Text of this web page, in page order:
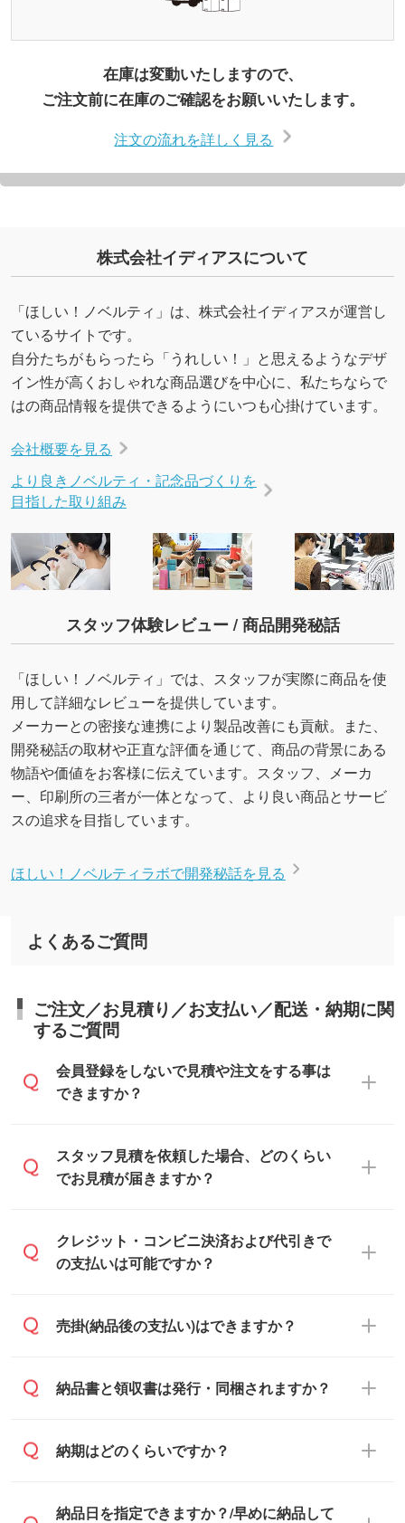
在庫は変動いたしますので、
ご注文前に在庫のご確認をお願いいたします。
注文の流れを詳しく見る
株式会社イディアスについて
「ほしい！ノベルティ」は、株式会社イディアスが運営し
ているサイトです。
自分たちがもらったら「うれしい！」と思えるようなデザ
イン性が高くおしゃれな商品選びを中心に、私たちならで
はの商品情報を提供できるようにいつも心掛けています。
会社概要を見る
より良きノベルティ・記念品づくりを
目指した取り組み
スタッフ体験レビュー / 商品開発秘話
「ほしい！ノベルティ」では、スタッフが実際に商品を使
用して詳細なレビューを提供しています。
メーカーとの密接な連携により製品改善にも貢献。また、
開発秘話の取材や正直な評価を通じて、商品の背景にある
物語や価値をお客様に伝えています。スタッフ、メーカ
ー、印刷所の三者が一体となって、より良い商品とサービ
スの追求を目指しています。
ほしい！ノベルティラボで開発秘話を見る
よくあるご質問
ご注文／お見積り／お支払い／配送・納期に関
するご質問
会員登録をしないで見積や注文をする事は
できますか？
可能です。見積・注文フォームにて『ゲス
トのまま進む』ボタンからお進みのうえ、
スタッフ見積を依頼した場合、どのくらい
でお見積が届きますか？
通常、翌営業日までにお送りしておりま
す。混雑状況によっては、お時間をいただ
翌営業日以降のご連絡となります。
クレジット・コンビニ決済および代引きで
の支払いは可能ですか？
銀行振込のみのご対応となります。
売掛(納品後の支払い)はできますか？
基本的には先入金をお願いしております
に対応可能です。
納品書と領収書は発行・同梱されますか？
納品書・領収書は ご依頼をいただいた場合
でお送りします。
納期はどのくらいですか？
・印刷する場合(500個程度)
納品日を指定できますか？/早めに納品して